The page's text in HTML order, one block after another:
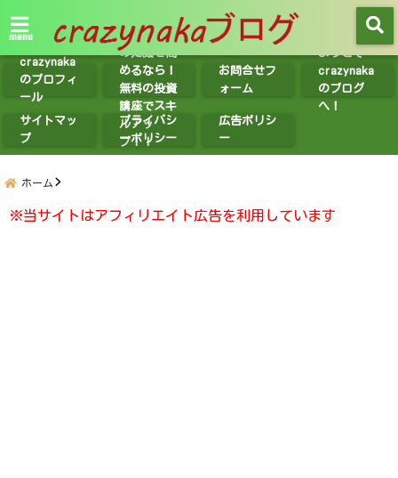
menu
crazynaka
のプロフィ
ール
紹介】投資
の知識を高
めるなら！
無料の投資
講座でスキ
ルアッ
プ！！
お問合せフ
ォーム
ようこそ
crazynaka
のブログ
へ！
サイトマッ
プ
プライバシ
ーポリシー
広告ポリシ
ー
ホーム
※当サイトはアフィリエイト広告を利用しています